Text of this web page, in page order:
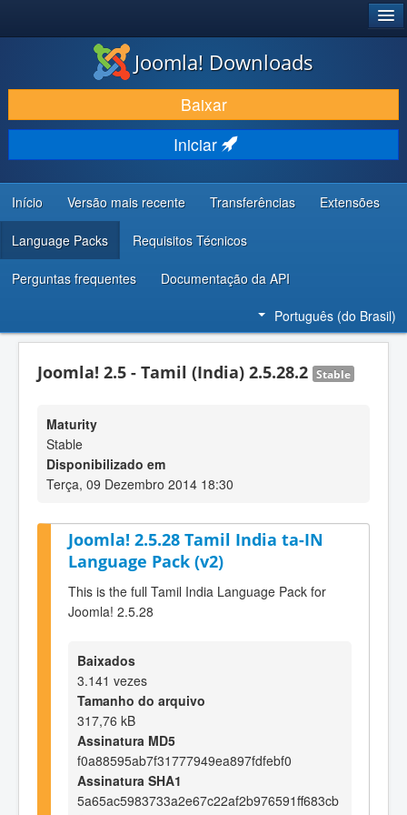
BAIXAR E APRIMORAR
DESCUBRA & APRENDA
COMUNIDADE & SUPORTE
RECURSOS PARA DESENVOLVEDORES
Joomla! Downloads
Baixar
Iniciar
Início Versão mais recente Transferências Extensões
Language Packs Requisitos Técnicos
Perguntas frequentes Documentação da API
Português (do Brasil)
Joomla! 2.5 - Tamil (India) 2.5.28.2 Stable
Maturity
Stable
Disponibilizado em
Terça, 09 Dezembro 2014 18:30
Joomla! 2.5.28 Tamil India ta-IN
Language Pack (v2)
This is the full Tamil India Language Pack for
Joomla! 2.5.28
Baixados
3.141 vezes
Tamanho do arquivo
317,76 kB
Assinatura MD5
f0a88595ab7f31777949ea897fdfebf0
Assinatura SHA1
5a65ac5983733a2e67c22af2b976591ff683cb